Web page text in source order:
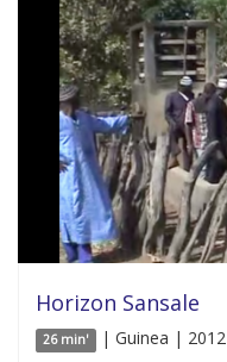
Horizon Sansale
26 min' | Guinea | 2012